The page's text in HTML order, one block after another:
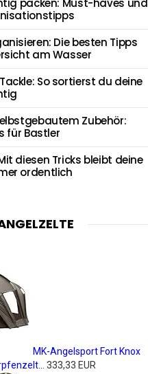
packen: Must-haves und
Die besten Tipps
am Wasser
So sortierst du deine
Zubehör:
für Bastler
diesen Tricks bleibt deine
ordentlich
MK-Angelsport Fort Knox
333,33 EUR